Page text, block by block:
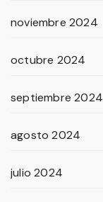
noviembre 2024
octubre 2024
septiembre 2024
agosto 2024
julio 2024